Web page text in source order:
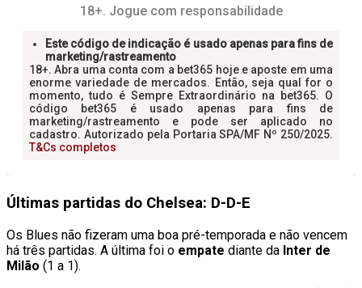
Últimas partidas do Chelsea: D-D-E
Os Blues não fizeram uma boa pré-temporada e não vencem
há três partidas. A última foi o empate diante da Inter de
Milão (1 a 1).